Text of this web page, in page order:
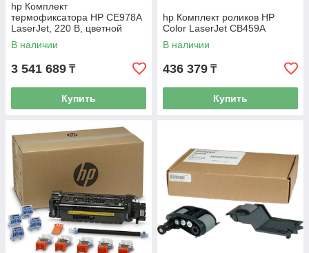
hp Комплект
термофиксатора HP CE978A
LaserJet, 220 В, цветной
В наличии
3 541 689 ₸
Купить
hp Комплект роликов HP
Color LaserJet CB459A
В наличии
436 379 ₸
Купить